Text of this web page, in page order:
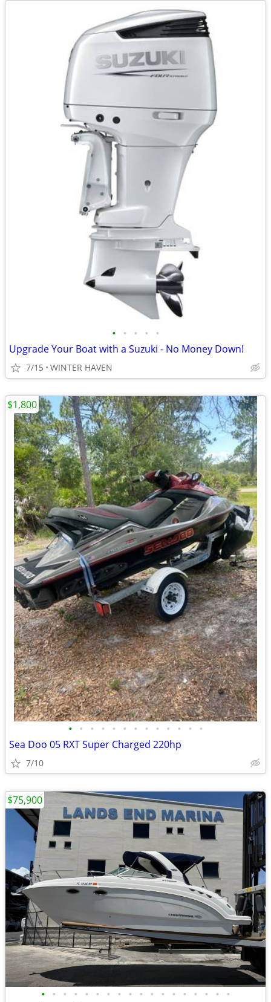
• • • • •
Upgrade Your Boat with a Suzuki - No Money Down!
7/15 WINTER HAVEN
• • • • • • • • • • • • •
Sea Doo 05 RXT Super Charged 220hp
7/10
$1,800
• • • • • • • • • • • • • • • • • •
$75,900